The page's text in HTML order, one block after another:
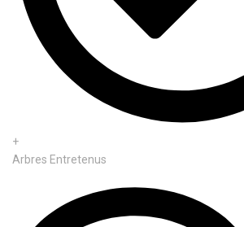
+
Arbres Entretenus